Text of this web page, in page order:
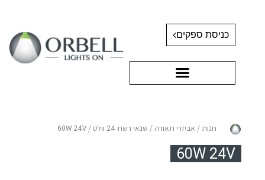
כניסת ספקים
חנות / אביזרי תאורה / שנאי רשת 24 וולט / 60W 24V
60W 24V